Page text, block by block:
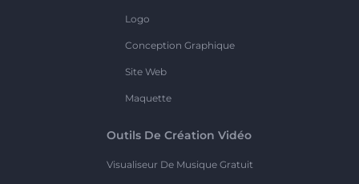
Logo
Conception Graphique
Site Web
Maquette
Outils De Création Vidéo
Visualiseur De Musique Gratuit